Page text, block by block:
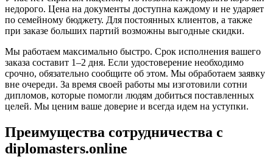
недорого. Цена на документы доступна каждому и не ударяет
по семейному бюджету. Для постоянных клиентов, а также
при заказе больших партий возможны выгодные скидки.
Мы работаем максимально быстро. Срок исполнения вашего
заказа составит 1–2 дня. Если удостоверение необходимо
срочно, обязательно сообщите об этом. Мы обработаем заявку
вне очереди. За время своей работы мы изготовили сотни
дипломов, которые помогли людям добиться поставленных
целей. Мы ценим ваше доверие и всегда идем на уступки.
Преимущества сотрудничества с
diplomasters.online